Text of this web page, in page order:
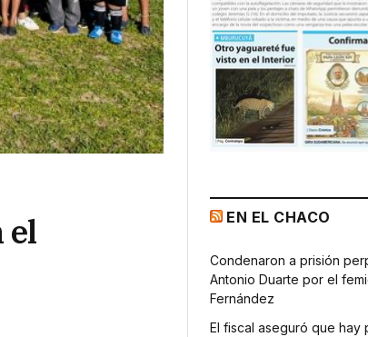
el
EN EL CHACO
Condenaron a prisión
Antonio Duarte por el
Fernández
El fiscal aseguró que hay